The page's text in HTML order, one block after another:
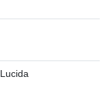
Lucida